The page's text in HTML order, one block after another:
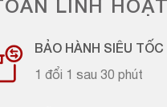
LINH HOẠT
BẢO HÀNH SIÊU TỐC
1 đổi 1 sau 30 phút